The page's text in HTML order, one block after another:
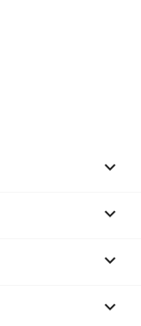



